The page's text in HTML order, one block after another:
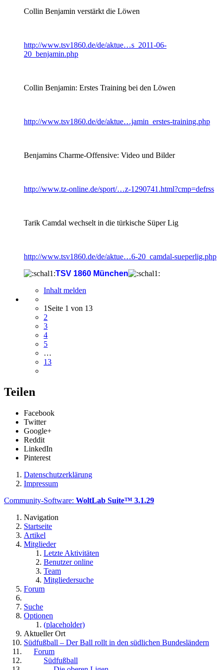
Collin Benjamin verstärkt die Löwen
http://www.tsv1860.de/de/aktue…s_2011-06-
20_benjamin.php
Collin Benjamin: Erstes Training bei den Löwen
http://www.tsv1860.de/de/aktue…jamin_erstes-training.php
Benjamins Charme-Offensive: Video und Bilder
http://www.tz-online.de/sport/…z-1290741.html?cmp=defrss
Tarik Camdal wechselt in die türkische Süper Lig
http://www.tsv1860.de/de/aktue…6-20_camdal-sueperlig.php
TSV 1860 München
Inhalt melden
1 Seite 1 von 13
2
3
4
5
…
13
Teilen
Facebook
Twitter
Google+
Reddit
LinkedIn
Pinterest
Datenschutzerklärung
Impressum
Community-Software: WoltLab Suite™ 3.1.29
Navigation
Startseite
Artikel
Mitglieder
Letzte Aktivitäten
Benutzer online
Team
Mitgliedersuche
Forum
Suche
Optionen
(placeholder)
Aktueller Ort
Südfußball – Der Ball rollt in den südlichen Bundesländern
Forum
Südfußball